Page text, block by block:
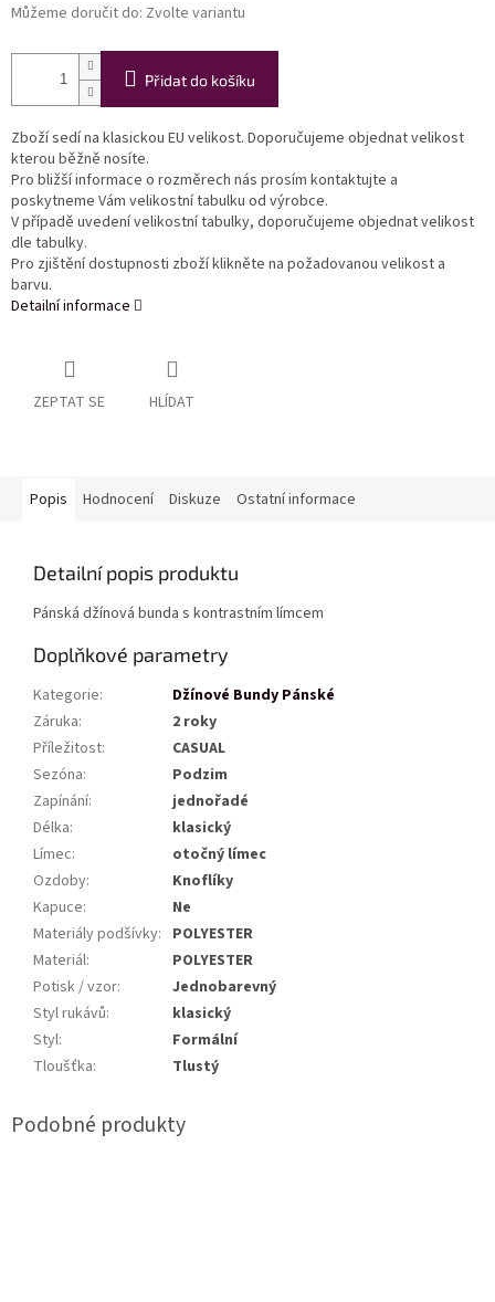
Můžeme doručit do: Zvolte variantu
Přidat do košíku
Zboží sedí na klasickou EU velikost. Doporučujeme objednat velikost
kterou běžně nosíte.
Pro bližší informace o rozměrech nás prosím kontaktujte a
poskytneme Vám velikostní tabulku od výrobce.
V případě uvedení velikostní tabulky, doporučujeme objednat velikost
dle tabulky.
Pro zjištění dostupnosti zboží klikněte na požadovanou velikost a
barvu.
Detailní informace
ZEPTAT SE HLÍDAT
Popis Hodnocení Diskuze Ostatní informace
Detailní popis produktu
Pánská džínová bunda s kontrastním límcem
Doplňkové parametry
Kategorie:
Džínové Bundy Pánské
Záruka:
2 roky
Příležitost:
CASUAL
Sezóna:
Podzim
Zapínání:
jednořadé
Délka:
klasický
Límec:
otočný límec
Ozdoby:
Knoflíky
Kapuce:
Ne
Materiály podšívky: POLYESTER
Materiál:
POLYESTER
Potisk / vzor:
Jednobarevný
Styl rukávů:
klasický
Styl:
Formální
Tloušťka: Tlustý